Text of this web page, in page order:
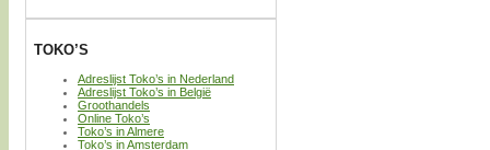
TOKO’S
Adreslijst Toko’s in Nederland
Adreslijst Toko’s in België
Groothandels
Online Toko’s
Toko’s in Almere
Toko’s in Amsterdam